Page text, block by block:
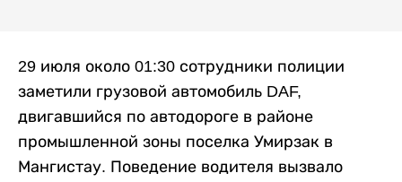
29 июля около 01:30 сотрудники полиции
заметили грузовой автомобиль DAF,
двигавшийся по автодороге в районе
промышленной зоны поселка Умирзак в
Мангистау. Поведение водителя вызвало